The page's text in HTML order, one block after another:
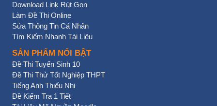
Download Link Rút Gọn
Làm Đề Thi Online
Sửa Thông Tin Cá Nhân
Tìm Kiếm Nhanh Tài Liệu
SẢN PHẨM NỔI BẬT
Đề Thi Tuyển Sinh 10
Đề Thi Thử Tốt Nghiệp THPT
Tiếng Anh Thiếu Nhi
Đề Kiểm Tra 1 Tiết